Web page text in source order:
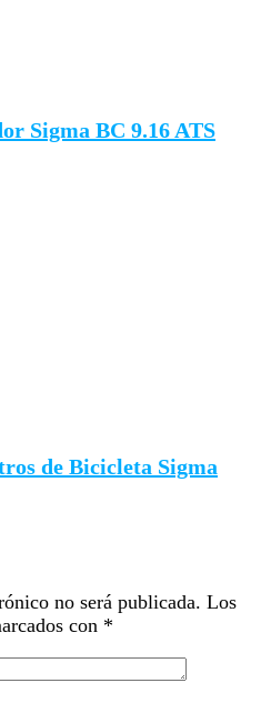
Sigma BC 9.16 ATS
de Bicicleta Sigma
no será publicada. Los
con *